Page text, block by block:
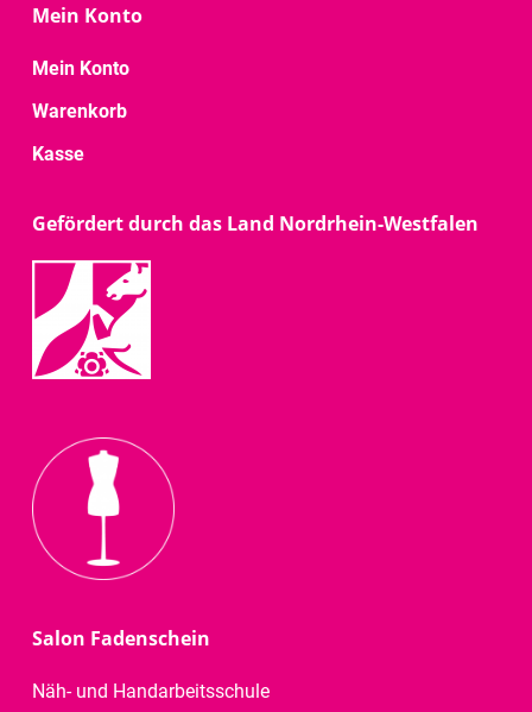
Mein Konto
Mein Konto
Warenkorb
Kasse
Gefördert durch das Land Nordrhein-Westfalen
Salon Fadenschein
Näh- und Handarbeitsschule